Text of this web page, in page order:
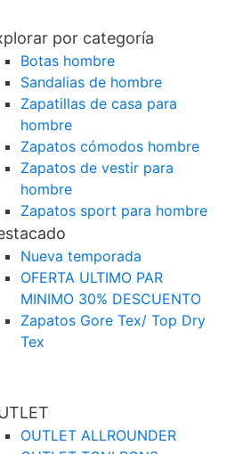
por categoría
Botas hombre
Sandalias de hombre
Zapatillas de casa para
hombre
Zapatos cómodos hombre
Zapatos de vestir para
hombre
Zapatos sport para hombre
Nueva temporada
OFERTA ULTIMO PAR
MINIMO 30% DESCUENTO
Zapatos Gore Tex/ Top Dry
Tex
OUTLET ALLROUNDER